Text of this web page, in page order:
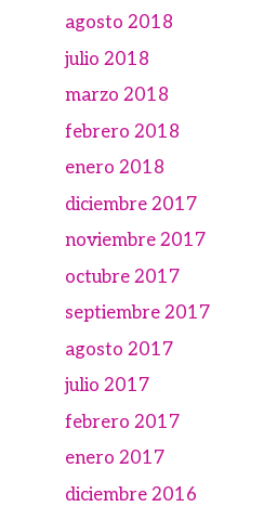
agosto 2018
julio 2018
marzo 2018
febrero 2018
enero 2018
diciembre 2017
noviembre 2017
octubre 2017
septiembre 2017
agosto 2017
julio 2017
febrero 2017
enero 2017
diciembre 2016